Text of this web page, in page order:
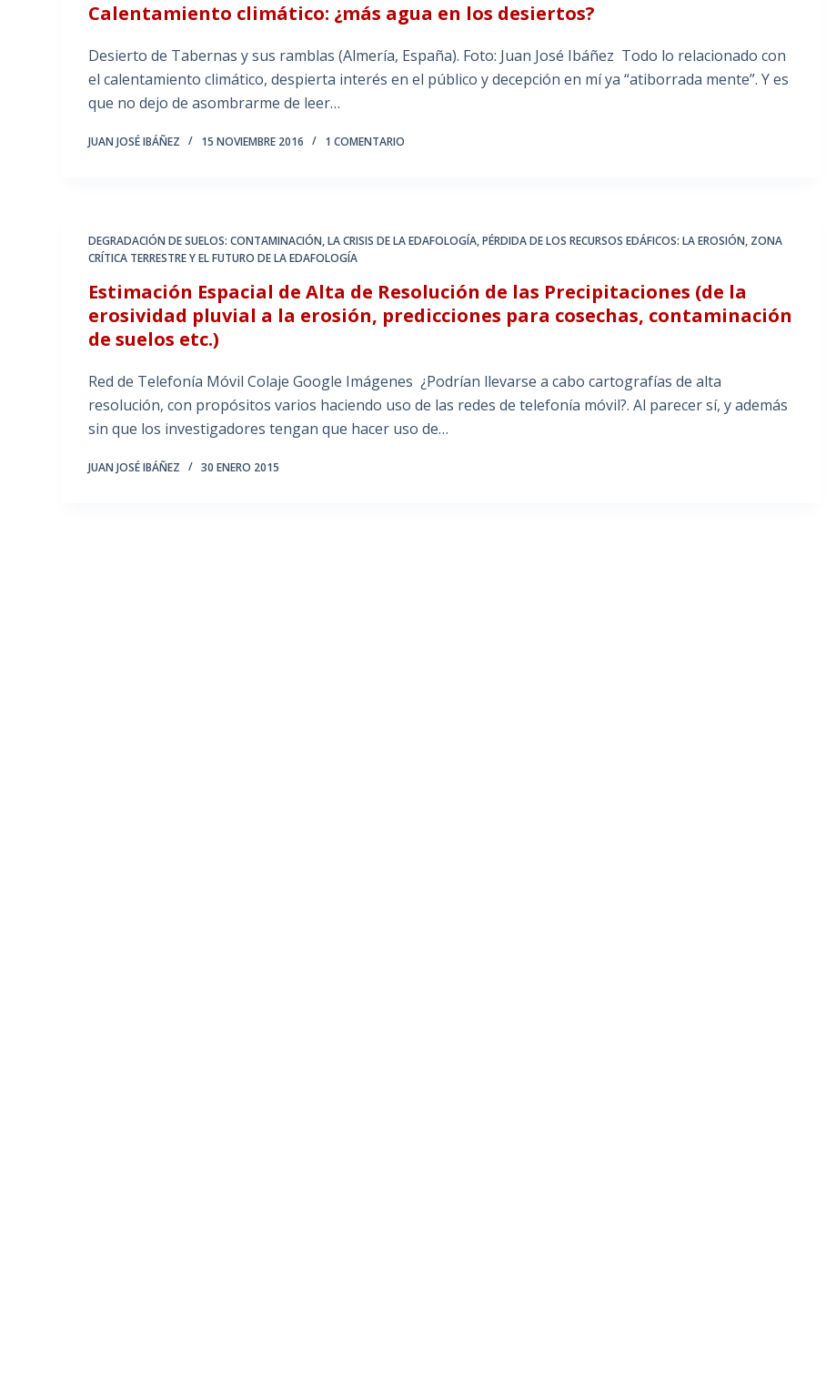
Calentamiento climático: ¿más agua en los desiertos?
Desierto de Tabernas y sus ramblas (Almería, España). Foto: Juan José Ibáñez Todo lo relacionado con
el calentamiento climático, despierta interés en el público y decepción en mí ya “atiborrada mente”. Y es
que no dejo de asombrarme de leer…
JUAN JOSÉ IBÁÑEZ 15 NOVIEMBRE 2016 1 COMENTARIO
DEGRADACIÓN DE SUELOS: CONTAMINACIÓN,LA CRISIS DE LA EDAFOLOGÍA,PÉRDIDA DE LOS RECURSOS EDÁFICOS: LA EROSIÓN, ZONA
CRÍTICA TERRESTRE Y EL FUTURO DE LA EDAFOLOGÍA
Estimación Espacial de Alta de Resolución de las Precipitaciones (de la
erosividad pluvial a la erosión, predicciones para cosechas, contaminación
de suelos etc.)
Red de Telefonía Móvil Colaje Google Imágenes ¿Podrían llevarse a cabo cartografías de alta
resolución, con propósitos varios haciendo uso de las redes de telefonía móvil?. Al parecer sí, y además
sin que los investigadores tengan que hacer uso de…
JUAN JOSÉ IBÁÑEZ 30 ENERO 2015